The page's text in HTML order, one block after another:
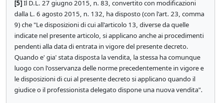
[5]Il D.L. 27 giugno 2015, n. 83, convertito con modificazioni
dalla L. 6 agosto 2015, n. 132, ha disposto (con l'art. 23, comma
9) che "Le disposizioni di cui all'articolo 13, diverse da quelle
indicate nel presente articolo, si applicano anche ai procedimenti
pendenti alla data di entrata in vigore del presente decreto.
Quando e' gia' stata disposta la vendita, la stessa ha comunque
luogo con l'osservanza delle norme precedentemente in vigore e
le disposizioni di cui al presente decreto si applicano quando il
giudice o il professionista delegato dispone una nuova vendita".